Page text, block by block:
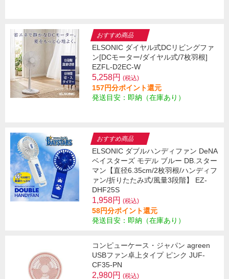
おすすめ商品
ELSONIC ダイヤル式DCリビングファ
ン[DCモーター/ダイヤル式/7枚羽根]
EZFL-D2EC-W
5,258円 (税込)
157円分ポイント還元
発送目安：即納（在庫あり）
おすすめ商品
ELSONIC ダブルハンディファン DeNA
ベイスターズ モデル ブルー DB.スター
マン【直径6.35cm/2枚羽根/ハンディフ
ァン/折りたたみ式/風量3段階】 EZ-
DHF25S
1,958円 (税込)
58円分ポイント還元
発送目安：即納（在庫あり）
コンピューケース・ジャパン agreen
USBファン卓上タイプ ピンク JUF-
CF35-PN
2,980円 (税込)